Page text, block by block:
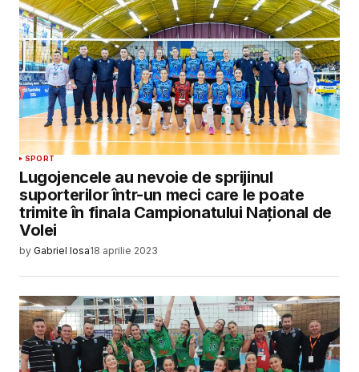
SPORT
Lugojencele au nevoie de sprijinul
suporterilor într-un meci care le poate
trimite în finala Campionatului Național de
Volei
by Gabriel Iosa18 aprilie 2023